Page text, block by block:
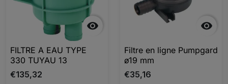

FILTRE A EAU TYPE
330 TUYAU 13
€135,32

Filtre en ligne Pumpgard
ø19 mm
€35,16